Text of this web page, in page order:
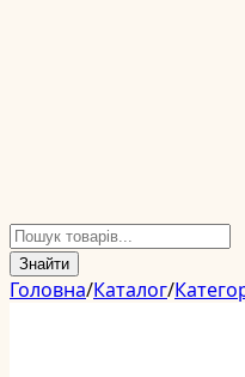
Знайти
Головна/Каталог/